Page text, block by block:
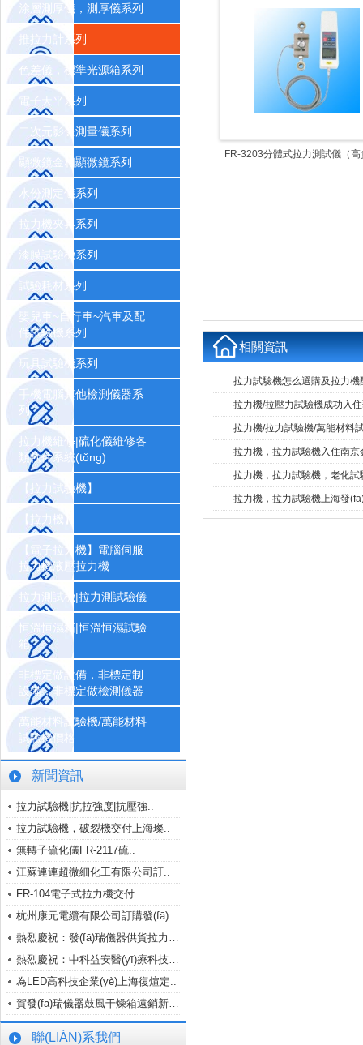
涂層測厚儀，測厚儀系列
推拉力計系列
色差儀，標準光源箱系列
電子天平系列
二次元影像測量儀系列
顯微鏡金相顯微鏡系列
水份測定儀系列
拉力機夾具系列
漆膜試驗機系列
試驗耗材系列
嬰兒車~自行車~汽車及配
件試驗機系列
玩具試驗機系列
手機電腦其他檢測儀器系
列
拉力機維修|硫化儀維修各
類軟件系統(tǒng)
【拉力試驗機】
【拉力機】
【電子拉力機】電腦伺服
拉力機液壓拉力機
拉力測試機|拉力測試驗儀
恒溫恒濕箱|恒溫恒濕試驗
箱
非標定做設備，非標定制
設備，非標定做檢測儀器
萬能材料試驗機/萬能材料
試驗機價格
新聞資訊
拉力試驗機|抗拉強度|抗壓強..
拉力試驗機，破裂機交付上海璨..
無轉子硫化儀FR-2117硫..
江蘇連連超微細化工有限公司訂..
FR-104電子式拉力機交付..
杭州康元電纜有限公司訂購發(fā)瑞..
熱烈慶祝：發(fā)瑞儀器供貨拉力機..
熱烈慶祝：中科益安醫(yī)療科技（..
為LED高科技企業(yè)上海復煊定..
賀發(fā)瑞儀器鼓風干燥箱遠銷新疆..
聯(LIÁN)系我們
FR-3203分體式拉力測試儀（高
相關資訊
拉力試驗機怎么選購及拉力機
拉力機/拉壓力試驗機成功入
拉力機/拉力試驗機/萬能材料
拉力機，拉力試驗機入住南
拉力機，拉力試驗機，老
拉力機，拉力試驗機上海發(fā)